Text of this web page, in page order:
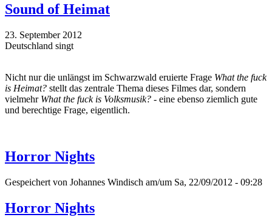
Sound of Heimat
23. September 2012
Deutschland singt
Nicht nur die unlängst im Schwarzwald eruierte Frage What the fuck
is Heimat? stellt das zentrale Thema dieses Filmes dar, sondern
vielmehr What the fuck is Volksmusik? - eine ebenso ziemlich gute
und berechtige Frage, eigentlich.
Horror Nights
Gespeichert von Johannes Windisch am/um Sa, 22/09/2012 - 09:28
Horror Nights